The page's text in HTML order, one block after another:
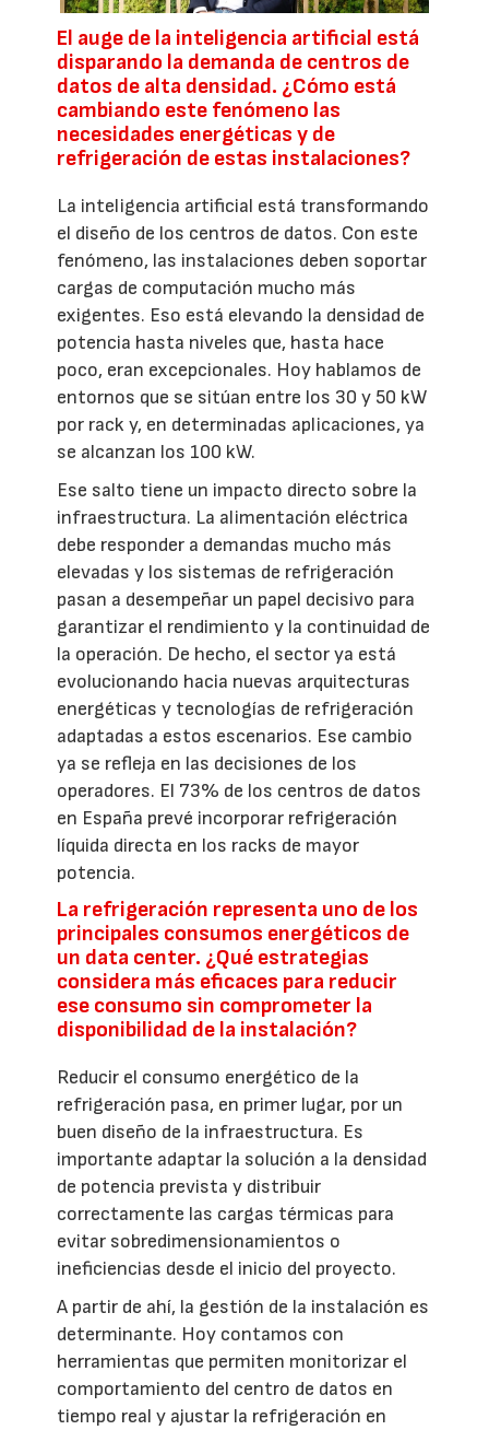
El auge de la inteligencia artificial está
disparando la demanda de centros de
datos de alta densidad. ¿Cómo está
cambiando este fenómeno las
necesidades energéticas y de
refrigeración de estas instalaciones?
La inteligencia artificial está transformando
el diseño de los centros de datos. Con este
fenómeno, las instalaciones deben soportar
cargas de computación mucho más
exigentes. Eso está elevando la densidad de
potencia hasta niveles que, hasta hace
poco, eran excepcionales. Hoy hablamos de
entornos que se sitúan entre los 30 y 50 kW
por rack y, en determinadas aplicaciones, ya
se alcanzan los 100 kW.
Ese salto tiene un impacto directo sobre la
infraestructura. La alimentación eléctrica
debe responder a demandas mucho más
elevadas y los sistemas de refrigeración
pasan a desempeñar un papel decisivo para
garantizar el rendimiento y la continuidad de
la operación. De hecho, el sector ya está
evolucionando hacia nuevas arquitecturas
energéticas y tecnologías de refrigeración
adaptadas a estos escenarios. Ese cambio
ya se refleja en las decisiones de los
operadores. El 73% de los centros de datos
en España prevé incorporar refrigeración
líquida directa en los racks de mayor
potencia.
La refrigeración representa uno de los
principales consumos energéticos de
un data center. ¿Qué estrategias
considera más eficaces para reducir
ese consumo sin comprometer la
disponibilidad de la instalación?
Reducir el consumo energético de la
refrigeración pasa, en primer lugar, por un
buen diseño de la infraestructura. Es
importante adaptar la solución a la densidad
de potencia prevista y distribuir
correctamente las cargas térmicas para
evitar sobredimensionamientos o
ineficiencias desde el inicio del proyecto.
A partir de ahí, la gestión de la instalación es
determinante. Hoy contamos con
herramientas que permiten monitorizar el
comportamiento del centro de datos en
tiempo real y ajustar la refrigeración en